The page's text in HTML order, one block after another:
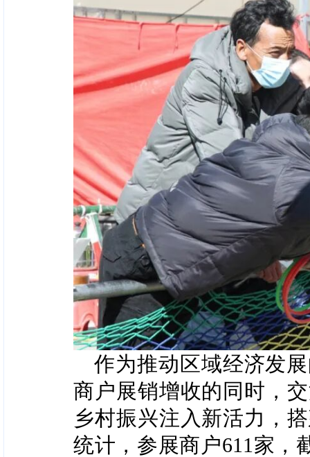
作为推动区域经济发
商户展销增收的同时，
乡村振兴注入新活力，
统计，参展商户611家，